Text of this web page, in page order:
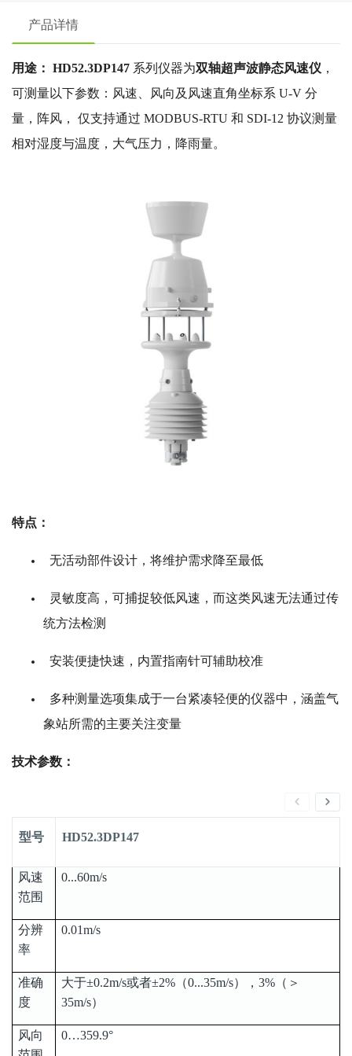
产品详情
用途： HD52.3DP147 系列仪器为双轴超声波静态风速仪 ，
可测量以下参数：风速、风向及风速直角坐标系 U-V 分
量，阵风， 仅支持通过 MODBUS-RTU 和 SDI-12 协议测量
相对湿度与温度，大气压力，降雨量。
特点：
无活动部件设计，将维护需求降至最低
灵敏度高，可捕捉较低风速，而这类风速无法通过传
统方法检测
安装便捷快速，内置指南针可辅助校准
多种测量选项集成于一台紧凑轻便的仪器中，涵盖气
象站所需的主要关注变量
技术参数：
型号 HD52.3DP147
风速
范围
0...60m/s
分辨
率
0.01m/s
准确
度
大于±0.2m/s或者±2%（0...35m/s），3%（＞
35m/s）
风向
0…359.9°